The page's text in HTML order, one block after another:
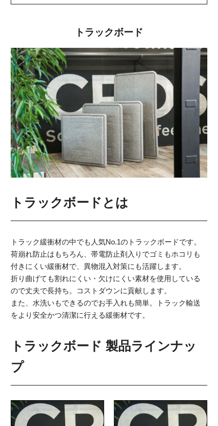
トラックボード
トラックボードとは
トラック緩衝材の中でも人気No.1のトラックボードです。
荷崩れ防止はもちろん、帯電防止剤入りでゴミもホコリも
付きにくい緩衝材で、異物混入対策にも活躍します。
折り曲げても割れにくい・欠けにくい素材を使用している
ので丈夫で長持ち。コストダウンに貢献します。
また、水洗いもできるのでお手入れも簡単。トラック輸送
をより安全かつ清潔に行える緩衝材です。
トラックボード 製品ラインナッ
プ